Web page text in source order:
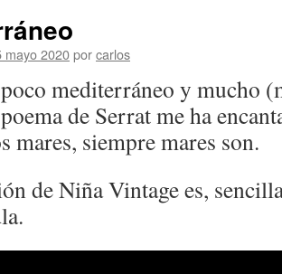
mayo 2020porcarlos
mediterráneo y mucho
de Serrat me ha
mares, siempre mares son.
de Niña Vintage es,